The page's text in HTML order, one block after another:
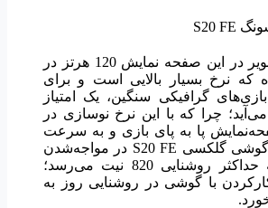
نرخ نوسازی تصویر در این صفحه نمایش 120 هرتز در
که نرخ بسیار بالایی است و برای
گرافیکی سنگین، یک امتیاز
چرا که با این نرخ نوسازی در
پا به پای بازی و به سرعت
گوشی گلکسی S20 FE در مواجه‌شدن
با نور شدید، به حداکثر روشنایی 820 نیت می‌رسد؛
کارکردن با گوشی در روشنایی روز به